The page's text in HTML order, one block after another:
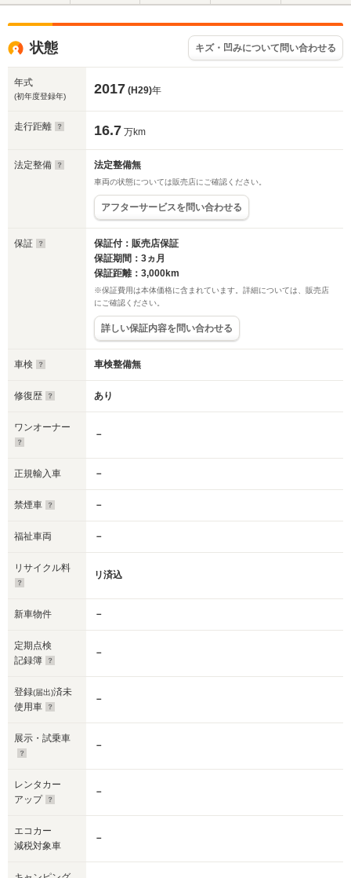
状態 キズ・凹みについて問い合わせる
年式
(初年度登録年) 2017 (H29)年
走行距離 16.7 万km
法定整備 法定整備無
車両の状態については販売店にご確認ください。
アフターサービスを問い合わせる
保証
保証付：販売店保証
保証期間：3ヵ月
保証距離：3,000km
※保証費用は本体価格に含まれています。詳細については、販売店
にご確認ください。
詳しい保証内容を問い合わせる
車検 車検整備無
修復歴 あり
ワンオーナー
－
正規輸入車 －
禁煙車 －
福祉車両 －
リサイクル料
リ済込
新車物件 －
定期点検
記録簿
－
登録(届出)済未
使用車
－
展示・試乗車
－
レンタカー
アップ
－
エコカー
減税対象車
－